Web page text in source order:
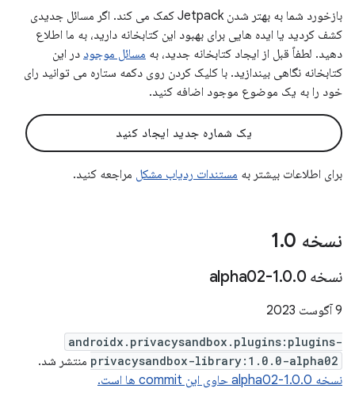
بازخورد شما به بهتر شدن Jetpack کمک می کند. اگر مسائل جدیدی
کشف کردید یا ایده هایی برای بهبود این کتابخانه دارید، به ما اطلاع
دهید. لطفاً قبل از ایجاد کتابخانه جدید، به مسائل موجود در این
کتابخانه نگاهی بیندازید. با کلیک کردن روی دکمه ستاره می توانید رای
خود را به یک موضوع موجود اضافه کنید.
یک شماره جدید ایجاد کنید
برای اطلاعات بیشتر به مستندات ردیاب مشکل مراجعه کنید.
نسخه 1 .0
نسخه 1 .0.0-alpha02
9 آگوست 2023
androidx.privacysandbox.plugins:plugins-
privacysandbox-library:1.0.0-alpha02 منتشر شد.
نسخه 1.0.0-alpha02 حاوی این commit ها است.